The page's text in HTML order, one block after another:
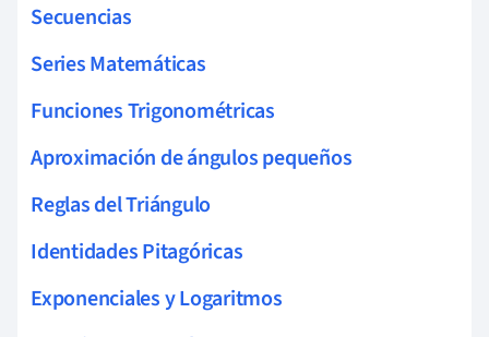
Secuencias
Series Matemáticas
Funciones Trigonométricas
Aproximación de ángulos pequeños
Reglas del Triángulo
Identidades Pitagóricas
Exponenciales y Logaritmos